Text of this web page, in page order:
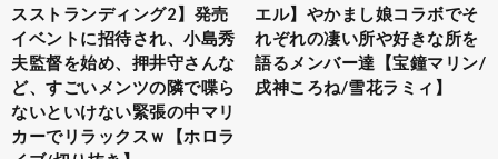
スストランディング2】発売
イベントに招待され、小島秀
夫監督を始め、押井守さんな
ど、すごいメンツの隣で喋ら
ないといけない緊張の中マリ
カーでリラックスｗ【ホロラ
エル】やかまし娘コラボでそ
れぞれの凄い所や好きな所を
語るメンバー達【宝鐘マリン/
戌神ころね/雪花ラミィ】